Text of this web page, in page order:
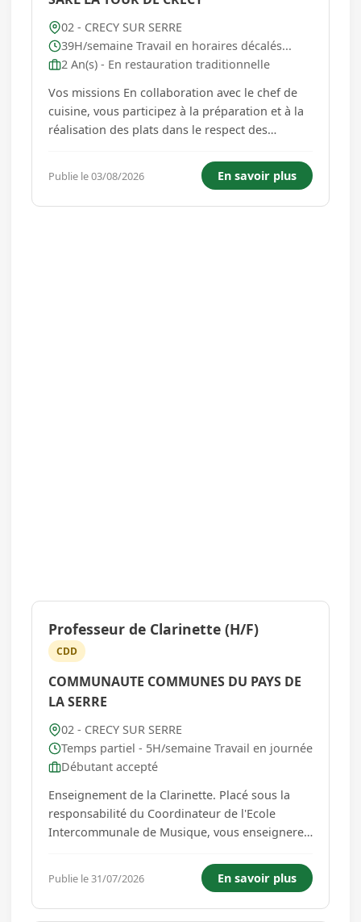
02 - CRECY SUR SERRE
39H/semaine Travail en horaires décalés...
2 An(s) - En restauration traditionnelle
Vos missions En collaboration avec le chef de
cuisine, vous participez à la préparation et à la
réalisation des plats dans le respect des
Préparer et cuisiner les entrées, plats et
desserts....
Publie le 03/08/2026 En savoir plus
Professeur de Clarinette (H/F)
CDD
COMMUNAUTE COMMUNES DU PAYS DE
LA SERRE
02 - CRECY SUR SERRE
Temps partiel - 5H/semaine Travail en journée
Débutant accepté
Enseignement de la Clarinette. Placé sous la
responsabilité du Coordinateur de l'Ecole
Intercommunale de Musique, vous enseignerez
le suivi, l'orientation et l'évaluation des élèves.
Vous vous impliquerez dans les projets de
l'Etablissement...
Publie le 31/07/2026 En savoir plus